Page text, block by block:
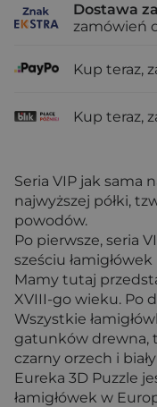
Dostawa
zamówień
Kup teraz,
Kup teraz,
Seria VIP jak sama
najwyższej półki,
powodów.
Po pierwsze, seria
sześciu
Mamy tutaj
XVIII-go wieku. Po
Wszystkie
gatunków drewna,
czarny orzech i
Eureka 3D Puzzle
łamigłówek w